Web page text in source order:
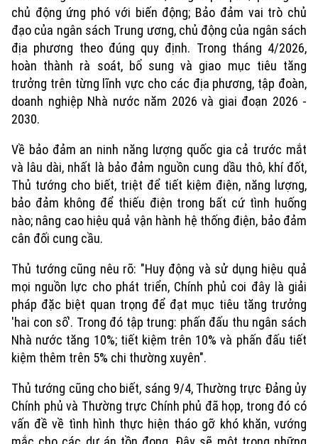
chủ động ứng phó với biến động; Bảo đảm vai trò chủ
đạo của ngân sách Trung ương, chủ động của ngân sách
địa phương theo đúng quy định. Trong tháng 4/2026,
hoàn thành rà soát, bổ sung và giao mục tiêu tăng
trưởng trên từng lĩnh vực cho các địa phương, tập đoàn,
doanh nghiệp Nhà nước năm 2026 và giai đoạn 2026 -
2030.
Về bảo đảm an ninh năng lượng quốc gia cả trước mắt
và lâu dài, nhất là bảo đảm nguồn cung dầu thô, khí đốt,
Thủ tướng cho biết, triệt để tiết kiệm điện, năng lượng,
bảo đảm không để thiếu điện trong bất cứ tình huống
nào; nâng cao hiệu quả vận hành hệ thống điện, bảo đảm
cân đối cung cầu.
Thủ tướng cũng nêu rõ: "Huy động và sử dụng hiệu quả
mọi nguồn lực cho phát triển, Chính phủ coi đây là giải
pháp đặc biệt quan trọng để đạt mục tiêu tăng trưởng
'hai con số'. Trong đó tập trung: phấn đấu thu ngân sách
Nhà nước tăng 10%; tiết kiệm trên 10% và phấn đấu tiết
kiệm thêm trên 5% chi thường xuyên".
Thủ tướng cũng cho biết, sáng 9/4, Thường trực Đảng ủy
Chính phủ và Thường trực Chính phủ đã họp, trong đó có
vấn đề về tình hình thực hiện tháo gỡ khó khăn, vướng